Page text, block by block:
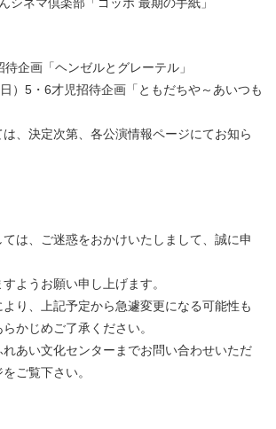
企画「ヘンゼルとグレーテル」
）5・6才児招待企画「ともだちや～あいつも
、決定次第、各公演情報ページにてお知ら
は、ご迷惑をおかけいたしまして、誠に申
ようお願い申し上げます。
り、上記予定から急遽変更になる可能性も
かじめご了承ください。
あい文化センターまでお問い合わせいただ
ご覧下さい。